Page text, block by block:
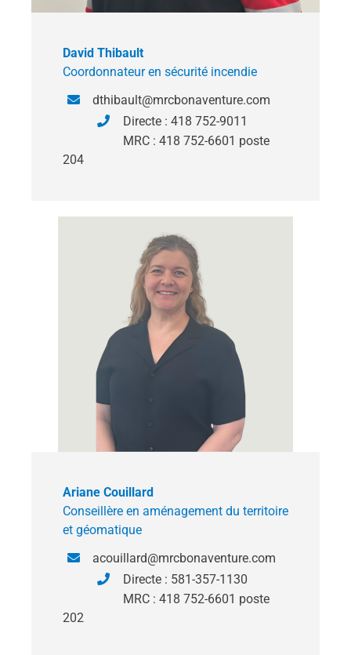
David Thibault
Coordonnateur en sécurité incendie
dthibault@mrcbonaventure.com
Directe : 418 752-9011
MRC : 418 752-6601 poste
204
Ariane Couillard
Conseillère en aménagement du territoire
et géomatique
acouillard@mrcbonaventure.com
Directe : 581-357-1130
MRC : 418 752-6601 poste
202